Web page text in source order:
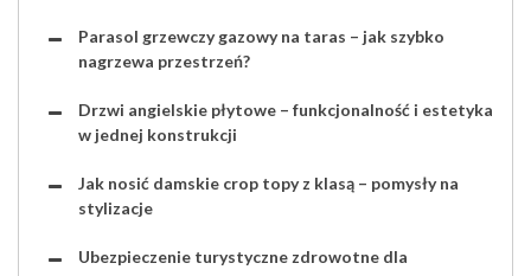
Parasol grzewczy gazowy na taras – jak szybko
nagrzewa przestrzeń?
Drzwi angielskie płytowe – funkcjonalność i estetyka
w jednej konstrukcji
Jak nosić damskie crop topy z klasą – pomysły na
stylizacje
Ubezpieczenie turystyczne zdrowotne dla